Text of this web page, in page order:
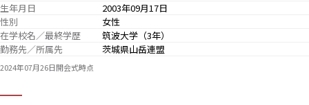
生年月日
2003年09月17日
性別
女性
在学校名／最終学歴
筑波大学（3年）
勤務先／所属先
茨城県山岳連盟
2024年07月26日開会式時点